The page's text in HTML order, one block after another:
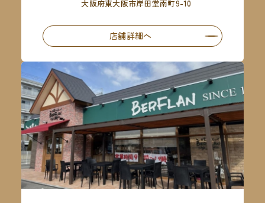
大阪府東大阪市岸田堂南町9-10
店舗詳細へ